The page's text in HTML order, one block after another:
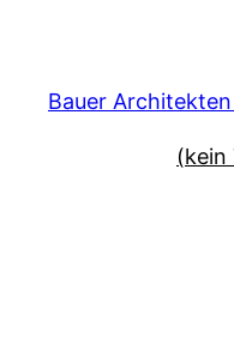
springen
Bauer
(kein